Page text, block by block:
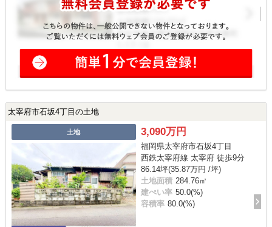
太宰府市石坂4丁目の土地
土地 3,090万円
福岡県太宰府市石坂4丁目
西鉄太宰府線 太宰府 徒歩9分
86.14坪(35.87万円 /坪)
土地面積 284.76㎡
建ぺい率 50.0(%)
容積率 80.0(%)